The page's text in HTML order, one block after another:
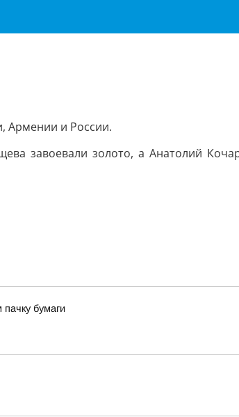
Армении и России.
завоевали золото, а Анатолий
бумаги